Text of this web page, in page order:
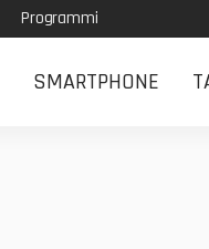
Programmi
SMARTPHONE